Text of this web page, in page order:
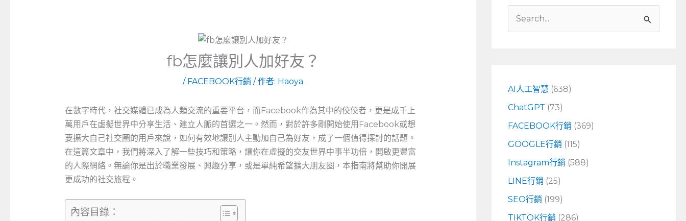
fb怎麼讓別人加好友？
/ FACEBOOK行銷 / 作者: Haoya
在數字時代，社交媒體已成為人類交流的重要平台，而Facebook作為其中的佼佼者，更是成千上
萬用戶在虛擬世界中分享生活、建立人脈的首選之一。然而，對於許多剛開始使用Facebook或想
要擴大自己社交圈的用戶來說，如何有效地讓別人主動加自己為好友，成了一個值得探討的話題。
在這篇文章中，我們將深入了解一些技巧和策略，讓你在虛擬的交友世界中事半功倍，開啟更豐富
的人際網絡。無論你是出於職業發展、興趣分享，或是單純希望擴大朋友圈，本指南將幫助你開展
更成功的社交旅程。
內容目錄：
字
:
AI人工智慧 (638)
ChatGPT (73)
FACEBOOK行銷 (369)
GOOGLE行銷 (115)
Instagram行銷 (588)
LINE行銷 (25)
SEO行銷 (199)
TIKTOK行銷 (286)